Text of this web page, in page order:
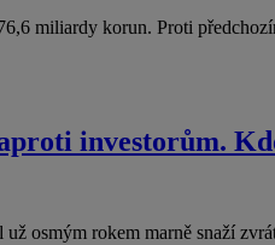
miliardy korun. Proti
investorům.
osmým rokem marně snaží